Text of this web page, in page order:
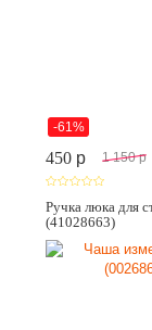
-61%
450 p 1 150 p
Ручка люка для
(41028663)